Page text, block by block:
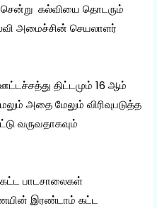
சென்று கல்வியை தொடரும்
அமைச்சின் செயலாளர்
திட்டமும் 16 ஆம்
அதை மேலும் விரிவுபடுத்த
வருவதாகவும்
பாடசாலைகள்
இரண்டாம் கட்ட